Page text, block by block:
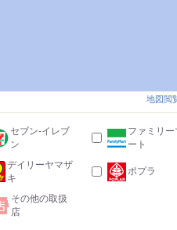
地図閲
セブン-イレブ
ン
ファミリー
ート
デイリーヤマザ
キ
ポプラ
その他の取扱
店